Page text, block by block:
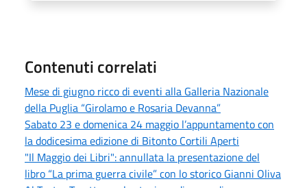
Contenuti correlati
Mese di giugno ricco di eventi alla Galleria Nazionale
della Puglia “Girolamo e Rosaria Devanna”
Sabato 23 e domenica 24 maggio l’appuntamento con
la dodicesima edizione di Bitonto Cortili Aperti
"Il Maggio dei Libri": annullata la presentazione del
libro “La prima guerra civile” con lo storico Gianni Oliva